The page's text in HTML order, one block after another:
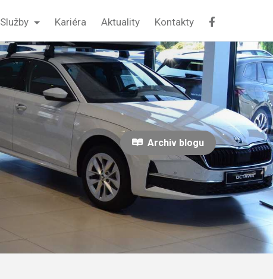
Služby Kariéra Aktuality Kontakty
Archiv blogu